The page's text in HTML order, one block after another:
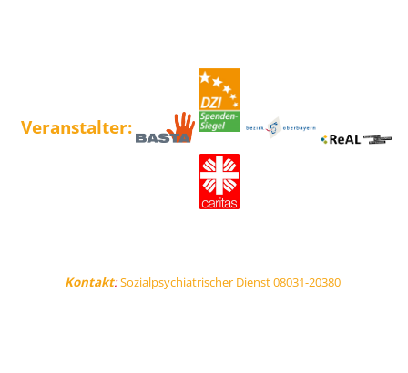
Veranstalter:
Kontakt:Sozialpsychiatrischer Dienst 08031-20380